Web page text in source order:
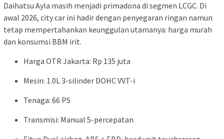
Daihatsu Ayla masih menjadi primadona di segmen LCGC. Di
awal 2026, city car ini hadir dengan penyegaran ringan namun
tetap mempertahankan keunggulan utamanya: harga murah
dan konsumsi BBM irit.
Harga OTR Jakarta: Rp 135 juta
Mesin: 1.0L 3-silinder DOHC VVT-i
Tenaga: 66 PS
Transmisi: Manual 5-percepatan